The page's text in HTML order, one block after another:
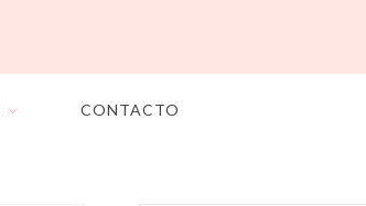
CONTACTO